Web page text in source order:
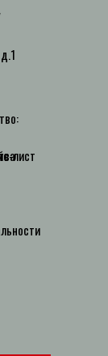
лист